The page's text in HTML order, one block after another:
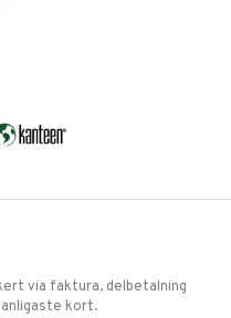
via faktura, delbetalning
kort.